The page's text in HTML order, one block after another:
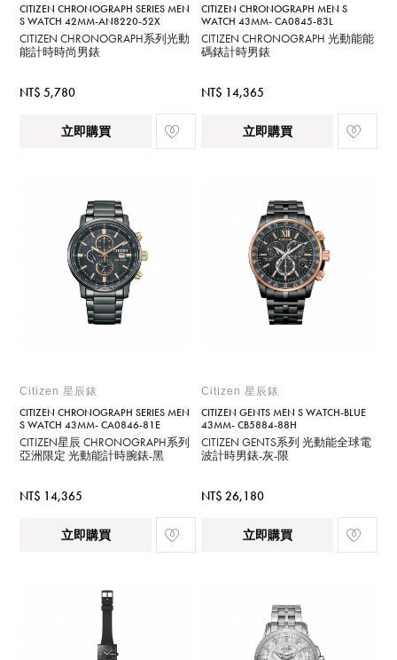
CITIZEN CHRONOGRAPH SERIES MEN
S WATCH 42MM-AN8220-52X
CITIZEN CHRONOGRAPH系列光動
能計時時尚男錶
NT$ 5,780
立即購買
CITIZEN CHRONOGRAPH MEN S
WATCH 43MM- CA0845-83L
CITIZEN CHRONOGRAPH 光動能能
碼錶計時男錶
NT$ 14,365
立即購買
Citizen 星辰錶
CITIZEN CHRONOGRAPH SERIES MEN
S WATCH 43MM- CA0846-81E
CITIZEN星辰 CHRONOGRAPH系列
亞洲限定 光動能計時腕錶-黑
NT$ 14,365
立即購買
Citizen 星辰錶
CITIZEN GENTS MEN S WATCH-BLUE
43MM- CB5884-88H
CITIZEN GENTS系列 光動能全球電
波計時男錶-灰-限
NT$ 26,180
立即購買